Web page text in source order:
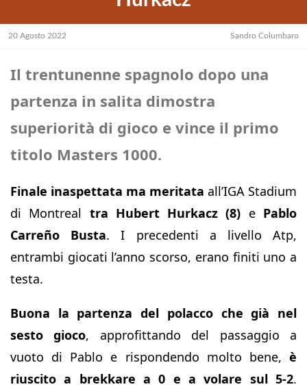
20 Agosto 2022 Sandro Columbaro
Il trentunenne spagnolo dopo una
partenza in salita dimostra
superiorità di gioco e vince il primo
titolo Masters 1000.
Finale inaspettata ma meritata all’IGA Stadium
di Montreal tra Hubert Hurkacz (8) e Pablo
Carreño Busta. I precedenti a livello Atp,
entrambi giocati l’anno scorso, erano finiti uno a
testa.
Buona la partenza del polacco che già nel
sesto gioco, approfittando del passaggio a
vuoto di Pablo e rispondendo molto bene, è
riuscito a brekkare a 0 e a volare sul 5-2.